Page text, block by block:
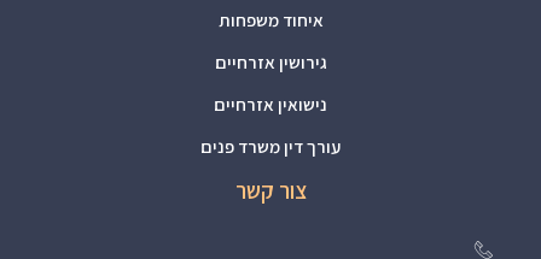
איחוד משפחות
גירושין אזרחיים
נישואין אזרחיים
עורך דין משרד פנים
צור קשר